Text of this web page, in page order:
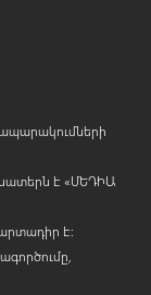
է «ՄԵԴԻԱ
է: